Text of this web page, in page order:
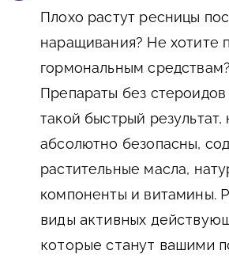
Плохо растут ресницы
наращивания? Не хотите
гормональным
Препараты без
такой быстрый результат,
абсолютно безопасны,
растительные масла,
компоненты и витамины.
виды активных
которые станут вашими